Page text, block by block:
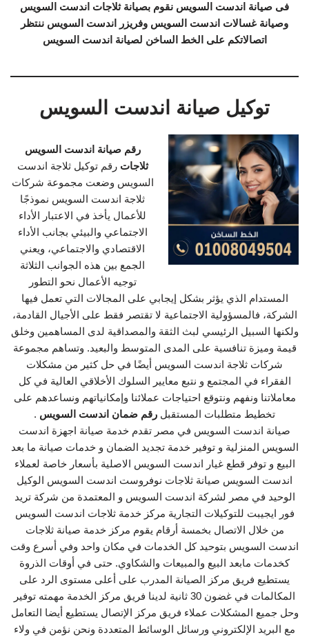
فى صيانة اندست السويس نقوم بصيانة ثلاجات اندست السويس
وصيانة غسالات اندست السويس وفريزر اندست السويس ننتظر
اتصالاتكم على الخط الساخن لصيانة اندست السويس
توكيل صيانة اندست السويس
رقم صيانة اندست السويس
ثلاجات رقم توكيل ثلاجة اندست
السويس وضعت مجموعة شركات
ثلاجة اندست السويس نموذجًا
للأعمال يأخذ في الاعتبار الأداء
الاجتماعي والبيئي بجانب الأداء
الاقتصادي والاجتماعي، ويعني
الجمع بين هذه الجوانب الثلاثة
توجيه الأعمال نحو التطور
المستدام الذي يؤثر بشكل إيجابي على المجالات التي تعمل فيها
الشركة، فالمسؤولية الاجتماعية لا تقتصر فقط على الأجيال القادمة،
ولكنها السبيل الرئيسي لبث الثقة والمصداقية لدى المساهمين وخلق
قيمة وميزة تنافسية على المدى المتوسط والبعيد. وتساهم مجموعة
شركات ثلاجة اندست السويس أيضًا في حل كثير من مشكلات
الفقراء في المجتمع و نتبع معايير السلوك الأخلاقي العالية في كل
معاملاتنا ونفهم ونتوقع احتياجات عملائنا وإمكانياتهم ونساعدهم على
تخطيط متطلبات المستقبل رقم ضمان اندست السويس .
صيانة اندست السويس في مصر تقدم خدمة صيانة اجهزة اندست
السويس المنزلية و توفير خدمة تجديد الضمان و خدمات صيانة ما بعد
البيع و توفر قطع غيار اندست السويس الاصلية بأسعار خاصة لعملاء
اندست السويس صيانة ثلاجات نوفروست اندست السويس الوكيل
الوحيد في مصر لشركة اندست السويس و المعتمدة من شركة تريد
فور ايجيبت للتوكيلات التجارية مركز خدمة ثلاجات اندست السويس
من خلال الاتصال بخمسة أرقام يقوم مركز خدمة صيانة ثلاجات
اندست السويس بتوحيد كل الخدمات في مكان واحد وفي أسرع وقت
كخدمات مابعد البيع والمبيعات والشكاوي. حتى في أوقات الذروة
يستطيع فريق مركز الصيانة المدرب على أعلى مستوى الرد على
المكالمات في غضون 30 ثانية لدينا فريق مركز الخدمة مهمته توفير
وحل جميع المشكلات عملاء فريق مركز الإتصال يستطيع أيضا التعامل
مع البريد الإلكتروني ورسائل الوسائط المتعددة ونحن نؤمن في ولاء